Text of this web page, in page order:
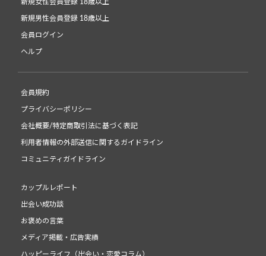
新規女性会員登録 18歳以上
新規男性会員登録 18歳以上
会員ログイン
ヘルプ
会員規約
プライバシーポリシー
会社概要/特定商取引法に基づく表記
利用者情報の外部送信に関するガイドライン
コミュニティガイドライン
カップルレポート
出会い成功談
お褒めの言葉
メディア掲載・広告実績
ハッピーライフ（出会い・恋愛コラム）